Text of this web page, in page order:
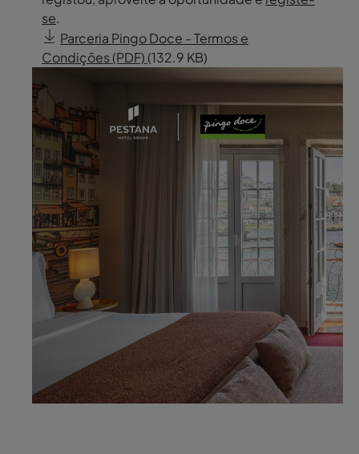
se.
Parceria Pingo Doce - Termos e
Condições (PDF) (132.9 KB)